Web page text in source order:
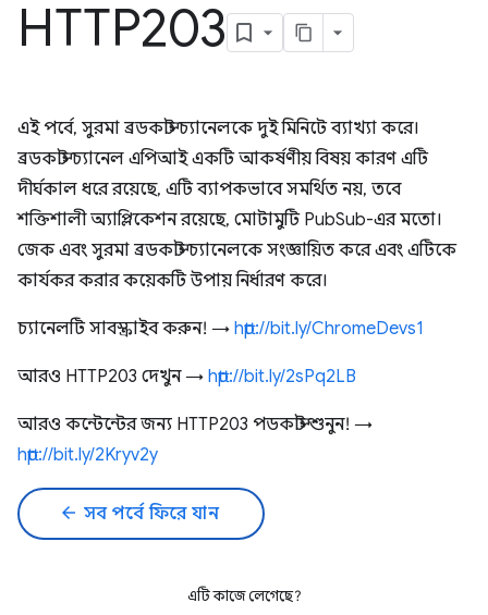
HTTP203
এই পর্বে, সুরমা ব্রডকাস্ট চ্যানেলকে দুই মিনিটে ব্যাখ্যা করে।
ব্রডকাস্ট চ্যানেল এপিআই একটি আকর্ষণীয় বিষয় কারণ এটি
দীর্ঘকাল ধরে রয়েছে, এটি ব্যাপকভাবে সমর্থিত নয়, তবে
শক্তিশালী অ্যাপ্লিকেশন রয়েছে, মোটামুটি PubSub-এর মতো।
জেক এবং সুরমা ব্রডকাস্ট চ্যানেলকে সংজ্ঞায়িত করে এবং এটিকে
কার্যকর করার কয়েকটি উপায় নির্ধারণ করে।
চ্যানেলটি সাবস্ক্রাইব করুন! → http://bit.ly/ChromeDevs1
আরও HTTP203 দেখুন → http://bit.ly/2sPq2LB
আরও কন্টেন্টের জন্য HTTP203 পডকাস্ট শুনুন! →
http://bit.ly/2Kryv2y
arrow_back সব পর্বে ফিরে যান
এটি কাজে লেগেছে?